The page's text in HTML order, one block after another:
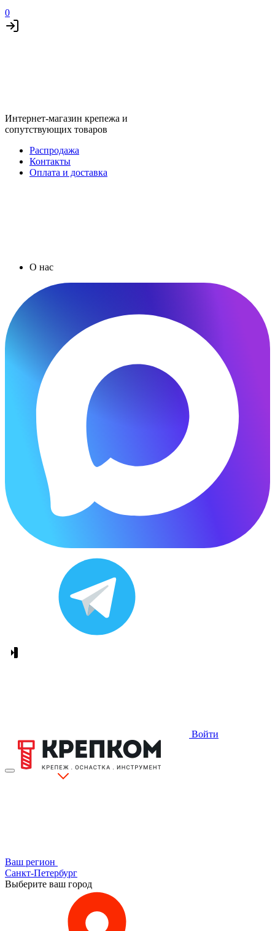
0
Интернет-магазин крепежа и
сопутствующих товаров
Распродажа
Контакты
Оплата и доставка
О нас
Войти
Ваш регион
Санкт-Петербург
Выберите ваш город